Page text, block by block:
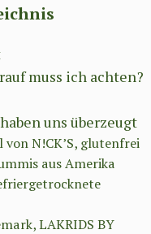
muss ich achten?
uns überzeugt
von N!CK’S, glutenfrei
aus Amerika
LAKRIDS BY